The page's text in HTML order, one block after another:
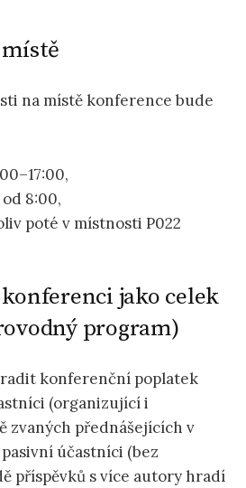
na místě konference bude
8:00,
poté v místnosti P022
jako celek
program)
konferenční poplatek
(organizující i
zvaných přednášejících v
účastníci (bez
příspěvků s více autory hradí